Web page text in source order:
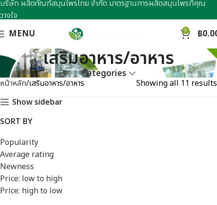
MENU 0 ฿
เสริมอาหาร/อาหาร
Categories
หน้าหลัก เสริมอาหาร/อาหาร
Showing all 11 results
Show sidebar
SORT BY
Popularity
Average rating
Newness
Price: low to high
Price: high to low
บริษัท ผลิตภัณฑ์สมุนไพรไทย จำกัด มาตรฐานการผลิตสมุนไพรที่คุณ
วางใจ